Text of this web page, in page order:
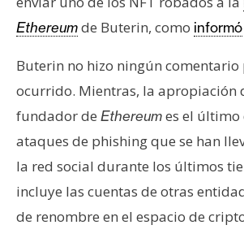
Ethereumde Buterin, como informó
Buterin no hizo ningún
ocurrido. Mientras, la apropiación
fundador de Ethereumes el último
ataques de phishing que se han
la red social durante los últimos
incluye las cuentas de otras
de renombre en el espacio de